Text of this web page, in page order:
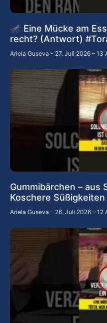
🦟 Eine Mücke am
recht? (Antwort)
Ariela Guseva 27. Juli 2026 – 13
Gummibärchen –
Koschere
Ariela Guseva 26. Juli 2026 – 12